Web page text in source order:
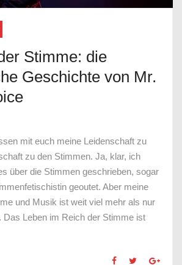
Stimme: die
Geschichte von Mr.
mit euch meine Leidenschaft zu
zu den Stimmen. Ja, klar, ich
über die Stimmen geschrieben, sogar
geoutet. Aber meine
und Musik ist weit viel mehr als nur
Das Leben im Reich der Stimme ist